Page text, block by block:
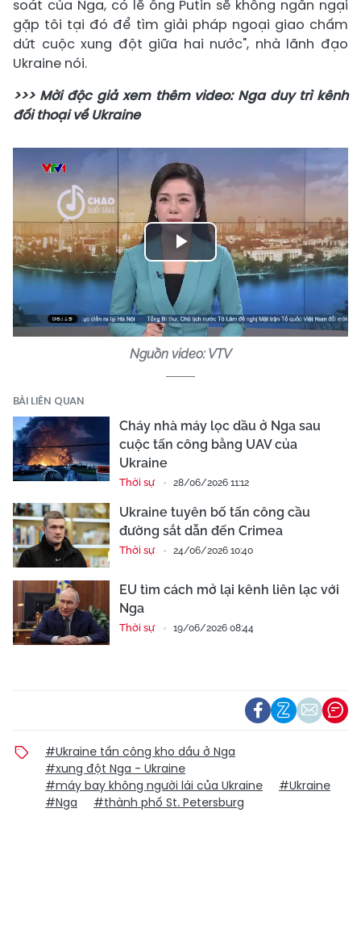
soát của Nga, có lẽ ông Putin sẽ không ngần ngại
gặp tôi tại đó để tìm giải pháp ngoại giao chấm
dứt cuộc xung đột giữa hai nước", nhà lãnh đạo
Ukraine nói.
>>> Mời độc giả xem thêm video: Nga duy trì kênh
đối thoại về Ukraine
Play
Video
Nguồn video: VTV
BÀI LIÊN QUAN
Cháy nhà máy lọc dầu ở Nga sau
cuộc tấn công bằng UAV của
Ukraine
Thời sự 28/06/2026 11:12
Ukraine tuyên bố tấn công cầu
đường sắt dẫn đến Crimea
Thời sự 24/06/2026 10:40
EU tìm cách mở lại kênh liên lạc với
Nga
Thời sự 19/06/2026 08:44
#Ukraine tấn công kho dầu ở Nga
#xung đột Nga - Ukraine
#máy bay không người lái của Ukraine
#Ukraine
#Nga
#thành phố St. Petersburg